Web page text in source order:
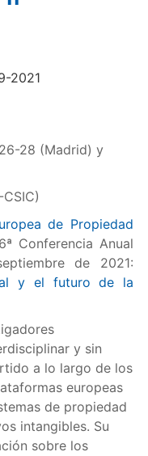
2021
28 (Madrid) y
de Propiedad
Conferencia Anual
de 2021:
y el futuro de la
y sin
a lo largo de los
europeas
de propiedad
intangibles. Su
sobre los